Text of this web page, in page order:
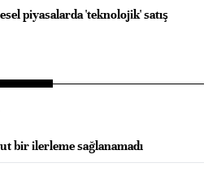
piyasalarda 'teknolojik' satış
bir ilerleme sağlanamadı